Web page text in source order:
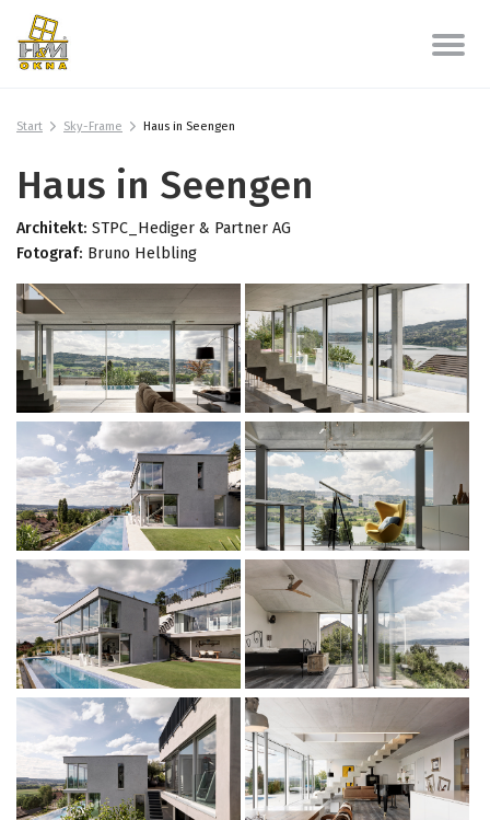
Start Sky-Frame Haus in Seengen
Haus in Seengen
Architekt: STPC_Hediger & Partner AG
Fotograf: Bruno Helbling